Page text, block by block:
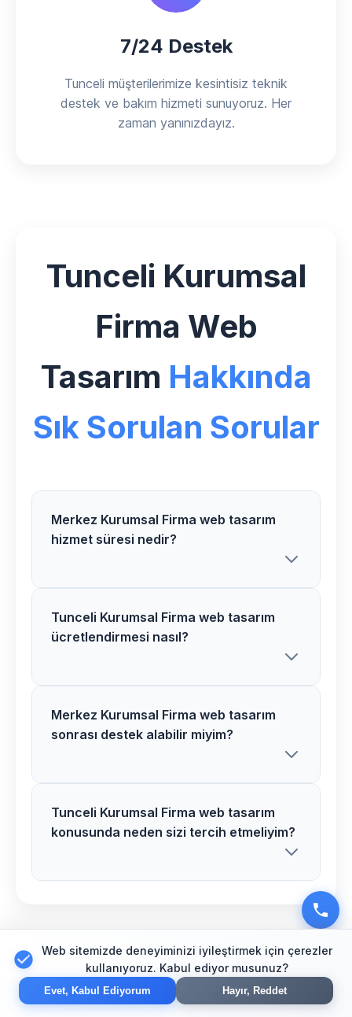
7/24 Destek
Tunceli müşterilerimize kesintisiz teknik
destek ve bakım hizmeti sunuyoruz. Her
zaman yanınızdayız.
Tunceli Kurumsal
Firma Web
Tasarım Hakkında
Sık Sorulan Sorular
Merkez Kurumsal Firma web tasarım
hizmet süresi nedir?
Merkez bölgesindeki Kurumsal Firma
web tasarım projelerimiz ortalama 3-5
Tunceli Kurumsal Firma web tasarım
ücretlendirmesi nasıl?
Tunceli bölgesinde Kurumsal Firma web
tasarım ücretlerimiz proje özelliklerine
Merkez Kurumsal Firma web tasarım
sonrası destek alabilir miyim?
Kesinlikle! Merkez bölgesindeki tüm
Kurumsal Firma web tasarım
bakım hizmeti veriyoruz.
Tunceli Kurumsal Firma web tasarım
konusunda neden sizi tercih etmeliyim?
modern teknolojiler ve kanıtlanmış
başarı hikayelerimizle fark yaratıyoruz.
Tunceli içinDiğer
Hizmetlerimiz
Web sitemizde deneyiminizi iyileştirmek için çerezler
kullanıyoruz. Kabul ediyor musunuz?
Evet, Kabul Ediyorum Hayır, Reddet